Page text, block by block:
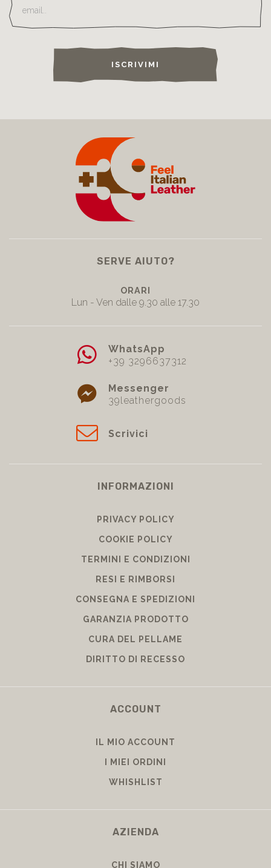
ISCRIVIMI
SERVE AIUTO?
ORARI
Lun - Ven dalle 9.30 alle 17.30
WhatsApp
+39 3296637312
Messenger
39leathergoods
Scrivici
INFORMAZIONI
PRIVACY POLICY
COOKIE POLICY
TERMINI E CONDIZIONI
RESI E RIMBORSI
CONSEGNA E SPEDIZIONI
GARANZIA PRODOTTO
CURA DEL PELLAME
DIRITTO DI RECESSO
ACCOUNT
IL MIO ACCOUNT
I MIEI ORDINI
WHISHLIST
AZIENDA
CHI SIAMO